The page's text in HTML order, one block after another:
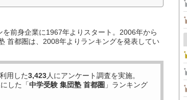
前身企業に1967年よりスタート。2006年から
首都圏は、2008年よりランキングを発表してい
用した3,423人にアンケート調査を実施。
した「中学受験 集団塾 首都圏 」ランキング